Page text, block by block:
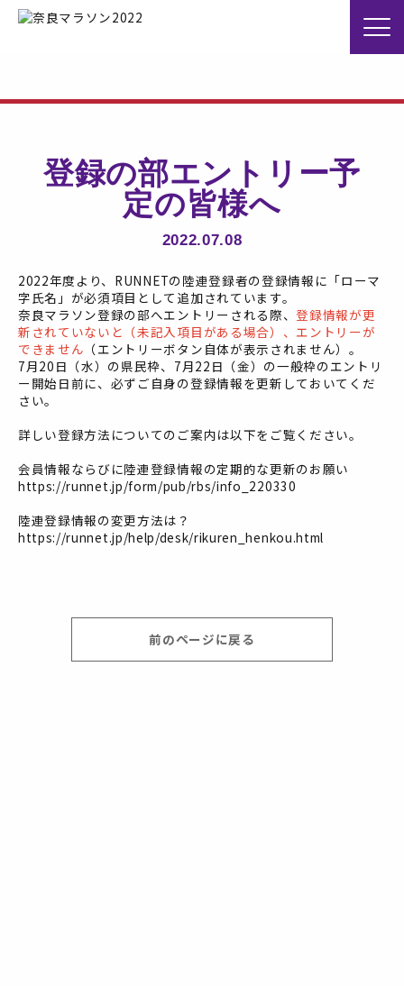
登録の部エントリー予
定の皆様へ
2022.07.08
2022年度より、RUNNETの陸連登録者の登録情報に「ローマ
字氏名 」が必須項目として追加されています。
奈良マラソン登録の部へエントリーされる際、登録情報が更
新されていないと（未記入項目がある場合）、エントリーが
できません （エントリーボタン自体が表示されません）。
7月20日（水）の県民枠、7月22日（金）の一般枠のエントリ
ー開始日前に、必ずご自身の登録情報を更新しておいてくだ
さい。
詳しい登録方法についてのご案内は以下をご覧ください。
会員情報ならびに陸連登録情報の定期的な更新のお願い
https://runnet.jp/form/pub/rbs/info_220330
陸連登録情報の変更方法は？
https://runnet.jp/help/desk/rikuren_henkou.html
前のページに戻る